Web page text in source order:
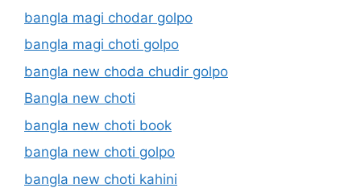
bangla magi chodar golpo
bangla magi choti golpo
bangla new choda chudir golpo
Bangla new choti
bangla new choti book
bangla new choti golpo
bangla new choti kahini